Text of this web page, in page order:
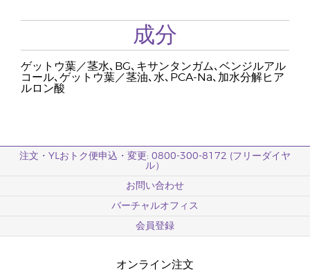
成分
ゲットウ葉／茎水､BG､キサンタンガム､ベンジルアル
コール､ゲットウ葉／茎油､水､PCA-Na､加水分解ヒア
ルロン酸
注文・YLおトク便申込・変更: 0800-300-8172 (フリーダイヤ
ル）
お問い合わせ
バーチャルオフィス
会員登録
オンライン注文